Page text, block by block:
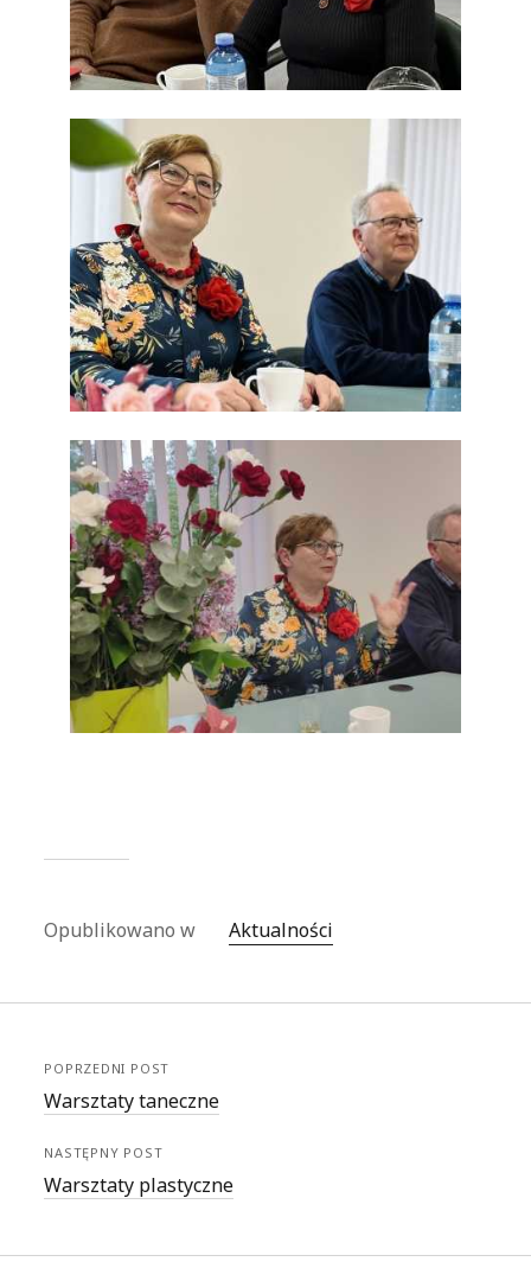
Opublikowano w Aktualności
POPRZEDNI POST
Warsztaty taneczne
NASTĘPNY POST
Warsztaty plastyczne